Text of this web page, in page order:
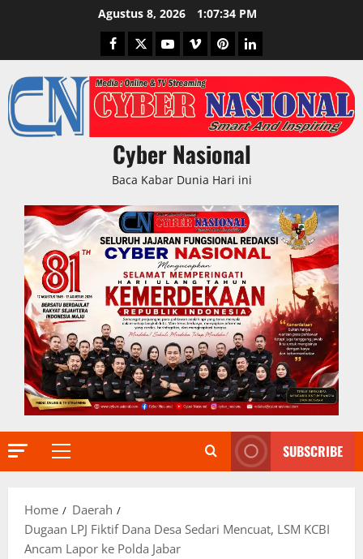
Agustus 8, 2026 1:07:35 PM
Facebook
TwitterYoutubeVimeoPinterestLinkedIn
Cyber Nasional
Baca Kabar Dunia Hari ini
Primary
SUBSCRIBE
Home
Daerah
Dugaan LPJ Fiktif Dana Desa Sedari Mencuat, LSM KCBI
Ancam Lapor ke Polda Jabar